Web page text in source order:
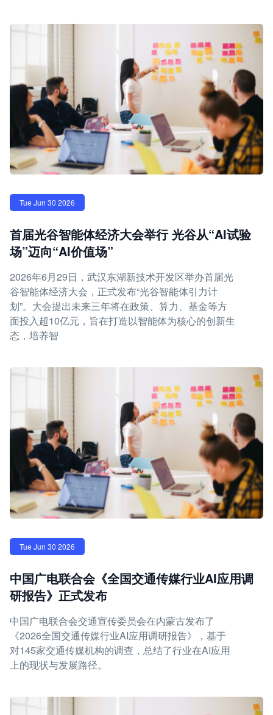
Tue Jun 30 2026
首届光谷智能体经济大会举行 光谷从“AI试验
场”迈向“AI价值场”
2026年6月29日，武汉东湖新技术开发区举办首届光
谷智能体经济大会，正式发布“光谷智能体引力计
划”。大会提出未来三年将在政策、算力、基金等方
面投入超10亿元，旨在打造以智能体为核心的创新生
态，培养智
Tue Jun 30 2026
中国广电联合会《全国交通传媒行业AI应用调
研报告》正式发布
中国广电联合会交通宣传委员会在内蒙古发布了
《2026全国交通传媒行业AI应用调研报告》，基于
对145家交通传媒机构的调查，总结了行业在AI应用
上的现状与发展路径。